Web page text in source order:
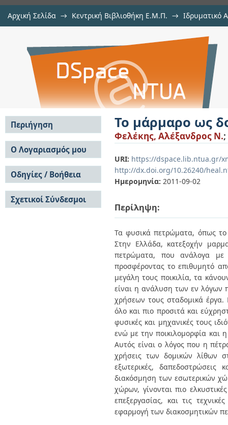
Αρχική Σελίδα → Κεντρική Βιβλιοθήκη Ε.Μ.Π. → Ιδρυματικό
Το μάρμαρο ως δομικό υλικό
Το μάρμαρο ως
Φελέκης, Αλέξανδρος Ν.;
URI: https://dspace.lib.ntua.gr/
http://dx.doi.org/10.26240/
Ημερομηνία: 2011-09-02
Περίληψη:
Τα φυσικά πετρώματα, όπως
Στην Ελλάδα, κατεξοχήν
πετρώματα, που ανάλογα με
προσφέροντας το επιθυμητό
μεγάλη τους ποικιλία, τα
είναι η ανάλυση των εν λόγων
χρήσεων τους σταδομικά έργα.
όλο και πιο προσιτά και
φυσικές και μηχανικές τους
ενώ με την ποικιλομορφία και
Αυτός είναι ο λόγος που η
χρήσεις των δομικών λίθων
εξωτερικές,
διακόσμηση των εσωτερικών
χώρων, γίνονται πιο
επεξεργασίας, και τις
εφαρμογή των διακοσμητικών
Περιήγηση
Σε όλο το DSpace
Κοινότητες & Συλλογές
Ανά Ημερομηνία
Έκδοσης
Συγγραφείς
Τίτλοι
Θέματα
Ο Λογαριασμός μου
Σύνδεση
Εγγραφή
Οδηγίες / Βοήθεια
Οδηγίες Υποβολής
Οδηγίες Χρήσης ΙΑ
Συχνές Ερωτήσεις
Σχετικοί Σύνδεσμοι